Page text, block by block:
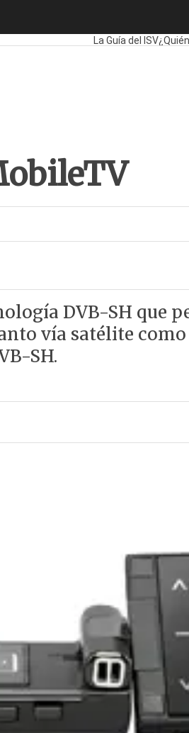
La Guía del ISV
DVB-SH que
vía satélite
SH.